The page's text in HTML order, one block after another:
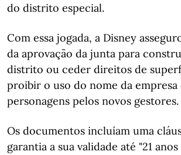
do distrito especial.
Com essa jogada, a Disney
da aprovação da junta para
distrito ou ceder direitos de
proibir o uso do nome da empresa
personagens pelos novos gestores.
Os documentos incluíam uma
garantia a sua validade até "21